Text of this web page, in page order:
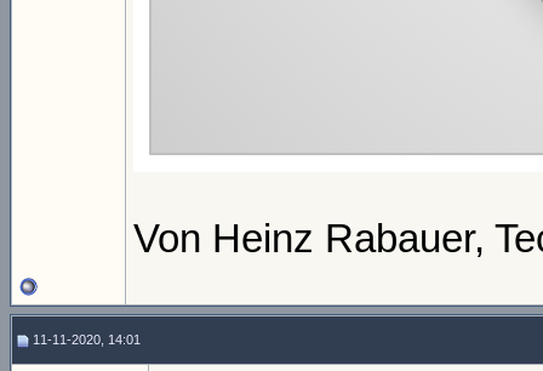
Von Heinz Rabauer,
11-11-2020, 14:01